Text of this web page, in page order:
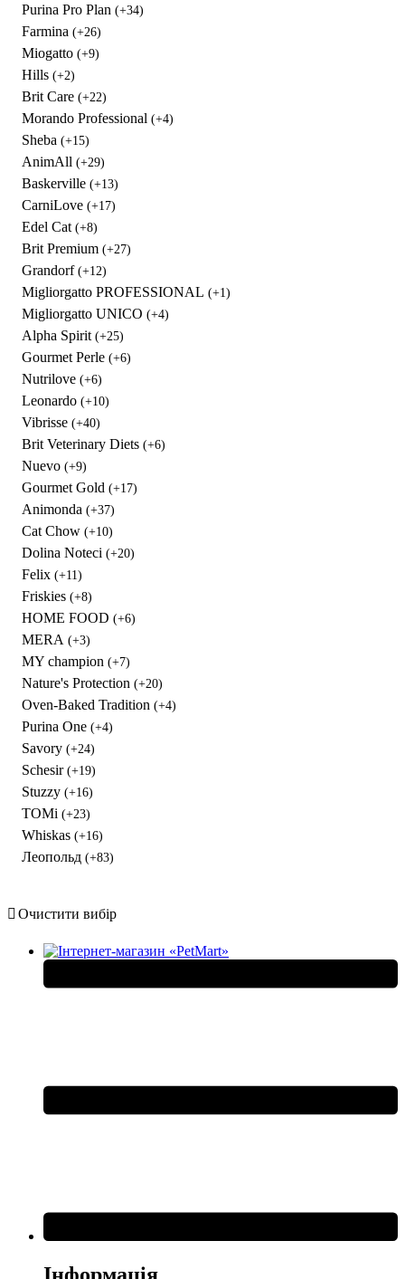
Purina Pro Plan (+34)
Farmina (+26)
Miogatto (+9)
Hills (+2)
Brit Care (+22)
Morando Professional (+4)
Sheba (+15)
AnimAll (+29)
Baskerville (+13)
CarniLove (+17)
Edel Cat (+8)
Brit Premium (+27)
Grandorf (+12)
Migliorgatto PROFESSIONAL (+1)
Migliorgatto UNICO (+4)
Alpha Spirit (+25)
Gourmet Perle (+6)
Nutrilove (+6)
Leonardo (+10)
Vibrisse (+40)
Brit Veterinary Diets (+6)
Nuevo (+9)
Gourmet Gold (+17)
Animonda (+37)
Cat Chow (+10)
Dolina Noteci (+20)
Felix (+11)
Friskies (+8)
HOME FOOD (+6)
MERA (+3)
MY champion (+7)
Nature's Protection (+20)
Oven-Baked Tradition (+4)
Purina One (+4)
Savory (+24)
Schesir (+19)
Stuzzy (+16)
TOMi (+23)
Whiskas (+16)
Леопольд (+83)
Очистити вибір